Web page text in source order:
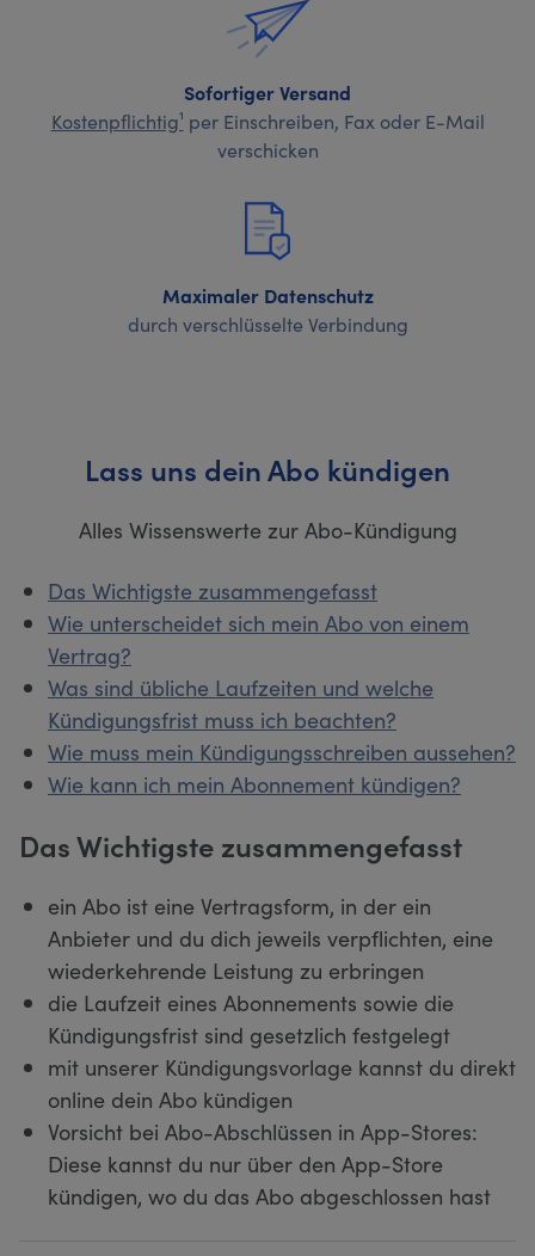
Sofortiger Versand
Kostenpflichtig¹ per Einschreiben, Fax oder E-Mail
verschicken
Maximaler Datenschutz
durch verschlüsselte Verbindung
Lass uns dein Abo kündigen
Alles Wissenswerte zur Abo-Kündigung
Das Wichtigste zusammengefasst
Wie unterscheidet sich mein Abo von einem
Vertrag?
Was sind übliche Laufzeiten und welche
Kündigungsfrist muss ich beachten?
Wie muss mein Kündigungsschreiben aussehen?
Wie kann ich mein Abonnement kündigen?
Das Wichtigste zusammengefasst
ein Abo ist eine Vertragsform, in der ein
Anbieter und du dich jeweils verpflichten, eine
wiederkehrende Leistung zu erbringen
die Laufzeit eines Abonnements sowie die
Kündigungsfrist sind gesetzlich festgelegt
mit unserer Kündigungsvorlage kannst du direkt
online dein Abo kündigen
Vorsicht bei Abo-Abschlüssen in App-Stores:
Diese kannst du nur über den App-Store
kündigen, wo du das Abo abgeschlossen hast